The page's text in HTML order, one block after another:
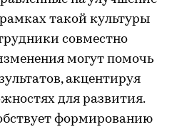
такой культуры
совместно
могут помочь
акцентируя
для развития.
формированию